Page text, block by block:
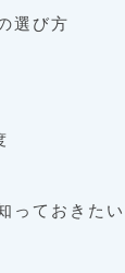
選び方
っておきた